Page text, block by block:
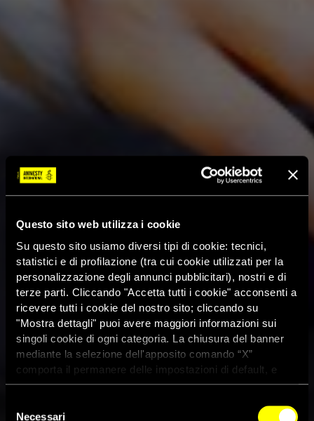
Questo sito web utilizza i cookie
Su questo sito usiamo diversi tipi di cookie: tecnici,
statistici e di profilazione (tra cui cookie utilizzati per la
personalizzazione degli annunci pubblicitari), nostri e di
terze parti. Cliccando "Accetta tutti i cookie" acconsenti a
ricevere tutti i cookie del nostro sito; cliccando su
"Mostra dettagli" puoi avere maggiori informazioni sui
singoli cookie di ogni categoria. La chiusura del banner
mediante la selezione dell'apposito comando “X”
comporta il permanere delle impostazioni di default, e
dunque la continuazione della navigazione con i cookie
dei cookie attivi sul sito clicca
delNecessari